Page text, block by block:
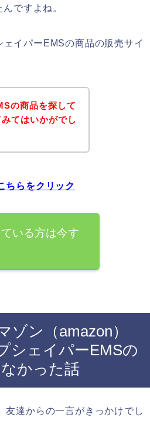
ですよね。
イパーEMSの商品の販売サイ
の商品を探して
てはいかがでし
ちらをクリック
いる方は今す
ン（amazon）
シェイパーEMSの
かった話
達からの一言がきっかけでし